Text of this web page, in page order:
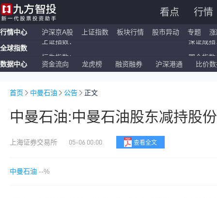
看点 行情
行情中心 沪深京A股 上证指数 板块行情 股市异动 专题
全球指数
纳斯达克ETF： 标普500ETF：
数据中心 资金流向 龙虎榜 融资融券 沪深港通 比价
首页 中曼石油 公告 正文
中曼石油:中曼石油股东减持股
上海证券交易所 05-06 00:00 查看全文
中曼石油 --%